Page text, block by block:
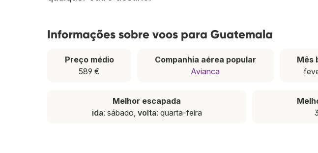
Informações sobre voos para Guatemala
Preço médio
589 €
Companhia aérea popular
Avianca
Mês
Melhor escapada
ida: sábado, volta: quarta-feira